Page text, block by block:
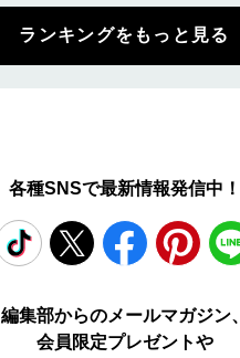
ランキングをもっと見る
各種SNSで最新情報発信中！
TikTok X Facebook Pinterest LINE
編集部からのメールマガジン、
会員限定プレゼントや